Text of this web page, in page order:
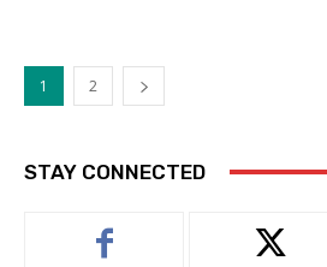
1 2
STAY CONNECTED